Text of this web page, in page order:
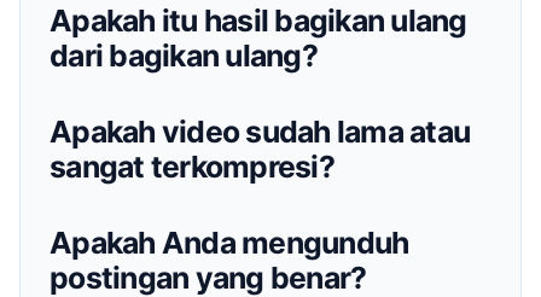
Apakah itu hasil bagikan ulang
dari bagikan ulang?
Apakah video sudah lama atau
sangat terkompresi?
Apakah Anda mengunduh
postingan yang benar?